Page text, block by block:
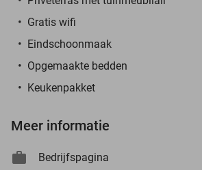
Gratis wifi
Eindschoonmaak
Opgemaakte bedden
Keukenpakket
Meer informatie
Bedrijfspagina